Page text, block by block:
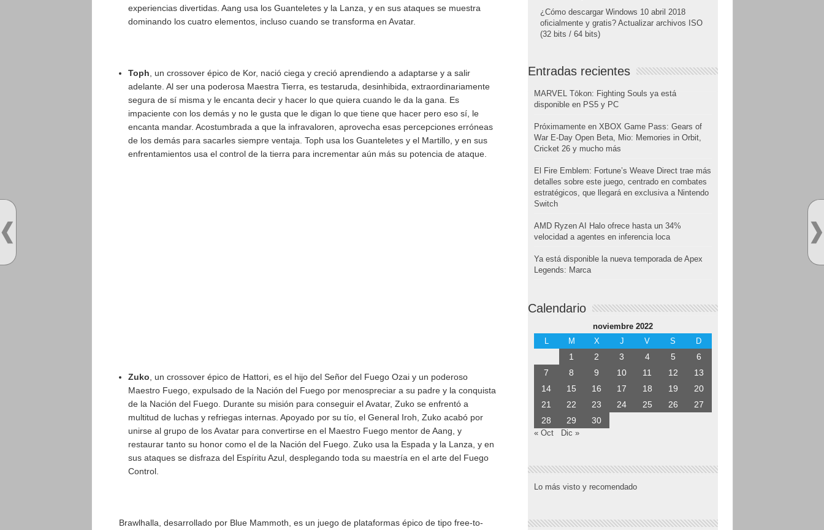
experiencias divertidas. Aang usa los Guanteletes y la Lanza, y en sus ataques se muestra
dominando los cuatro elementos, incluso cuando se transforma en Avatar.
Toph , un crossover épico de Kor, nació ciega y creció aprendiendo a adaptarse y a salir
adelante. Al ser una poderosa Maestra Tierra, es testaruda, desinhibida, extraordinariamente
segura de sí misma y le encanta decir y hacer lo que quiera cuando le da la gana. Es
impaciente con los demás y no le gusta que le digan lo que tiene que hacer pero eso sí, le
encanta mandar. Acostumbrada a que la infravaloren, aprovecha esas percepciones erróneas
de los demás para sacarles siempre ventaja. Toph usa los Guanteletes y el Martillo, y en sus
enfrentamientos usa el control de la tierra para incrementar aún más su potencia de ataque.
Zuko , un crossover épico de Hattori, es el hijo del Señor del Fuego Ozai y un poderoso
Maestro Fuego, expulsado de la Nación del Fuego por menospreciar a su padre y la conquista
de la Nación del Fuego. Durante su misión para conseguir el Avatar, Zuko se enfrentó a
multitud de luchas y refriegas internas. Apoyado por su tío, el General Iroh, Zuko acabó por
unirse al grupo de los Avatar para convertirse en el Maestro Fuego mentor de Aang, y
restaurar tanto su honor como el de la Nación del Fuego.​ Zuko usa la Espada y la Lanza, y en
sus ataques se disfraza del Espíritu Azul, desplegando toda su maestría en el arte del Fuego
Control.
Brawlhalla, desarrollado por Blue Mammoth, es un juego de plataformas épico de tipo free-to-
¿Cómo descargar Windows 10 abril 2018
oficialmente y gratis? Actualizar archivos ISO
(32 bits / 64 bits)
Entradas recientes
MARVEL Tōkon: Fighting Souls ya está
disponible en PS5 y PC
Próximamente en XBOX Game Pass: Gears of
War E-Day Open Beta, Mio: Memories in Orbit,
Cricket 26 y mucho más
El Fire Emblem: Fortune’s Weave Direct trae más
detalles sobre este juego, centrado en combates
estratégicos, que llegará en exclusiva a Nintendo
Switch
AMD Ryzen AI Halo ofrece hasta un 34%
velocidad a agentes en inferencia loca
Ya está disponible la nueva temporada de Apex
Legends: Marca
Calendario
noviembre 2022
L
M X J V S D
1 2 3 4 5
6
7
8 9 10 11 12
13
14
15 16 17 18 19
20
21
22 23 24 25 26
27
28
29 30
« Oct Dic »
Lo más visto y recomendado